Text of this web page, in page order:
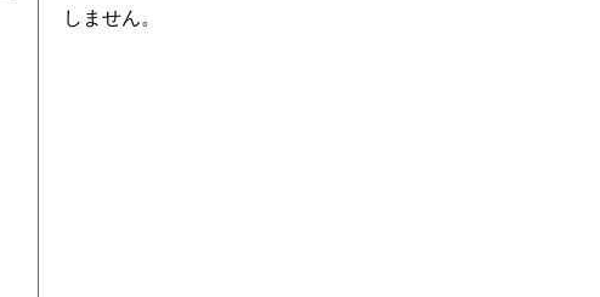
しません。